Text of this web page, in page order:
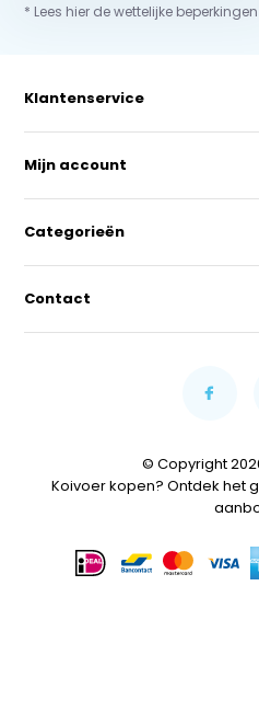
* Lees hier de wettelijke beperkingen
Klantenservice
Mijn account
Categorieën
Contact
© Copyright
Koivoer kopen? Ontdek het